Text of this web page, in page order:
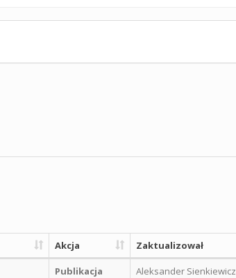
Akcja Zaktualizował
Publikacja Aleksander Sienkiewicz